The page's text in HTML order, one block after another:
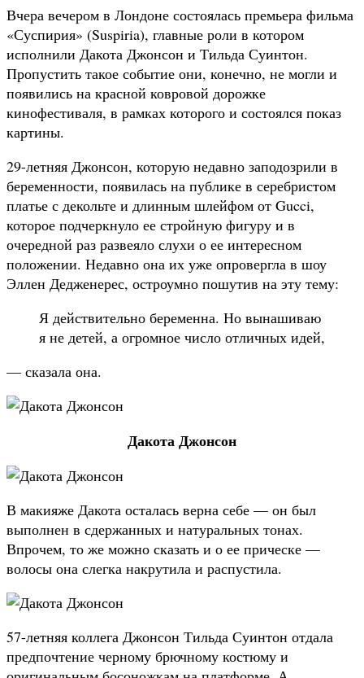
Вчера вечером в Лондоне состоялась премьера фильма
«Суспирия» (Suspiria), главные роли в котором
исполнили Дакота Джонсон и Тильда Суинтон.
Пропустить такое событие они, конечно, не могли и
появились на красной ковровой дорожке
кинофестиваля, в рамках которого и состоялся показ
картины.
29-летняя Джонсон, которую недавно заподозрили в
беременности, появилась на публике в серебристом
платье с декольте и длинным шлейфом от Gucci,
которое подчеркнуло ее стройную фигуру и в
очередной раз развеяло слухи о ее интересном
положении. Недавно она их уже опровергла в шоу
Эллен Дедженерес, остроумно пошутив на эту тему:
Я действительно беременна. Но вынашиваю
я не детей, а огромное число отличных идей,
— сказала она.
Дакота Джонсон
В макияже Дакота осталась верна себе — он был
выполнен в сдержанных и натуральных тонах.
Впрочем, то же можно сказать и о ее прическе —
волосы она слегка накрутила и распустила.
57-летняя коллега Джонсон Тильда Суинтон отдала
предпочтение черному брючному костюму и